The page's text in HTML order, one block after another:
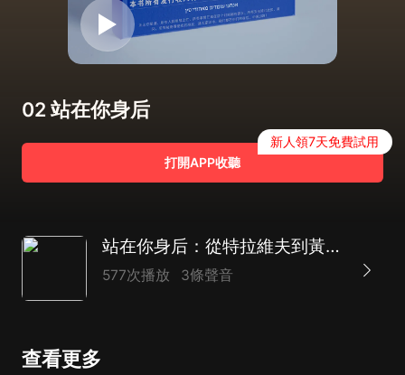
02 站在你身后
打開APP收聽
新人領7天免費試用
站在你身后：從特拉維夫到黃岡的384小時（疫情暖心故事）
577次播放 3條聲音
查看更多